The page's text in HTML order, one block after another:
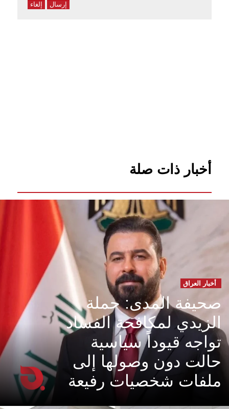
إرسال إلغاء
أخبار ذات صلة
أخبار العراق
صحيفة المدى: حملة
الزيدي لمكافحة الفساد
تواجه قيوداً سياسية
حالت دون وصولها إلى
ملفات شخصيات رفيعة